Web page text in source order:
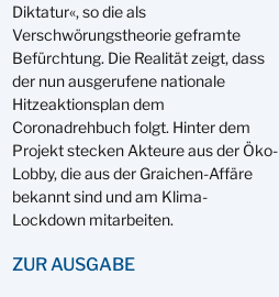
Diktatur«, so die als
Verschwörungstheorie geframte
Befürchtung. Die Realität zeigt, dass
der nun ausgerufene nationale
Hitzeaktionsplan dem
Coronadrehbuch folgt. Hinter dem
Projekt stecken Akteure aus der Öko-
Lobby, die aus der Graichen-Affäre
bekannt sind und am Klima-
Lockdown mitarbeiten.
ZUR AUSGABE